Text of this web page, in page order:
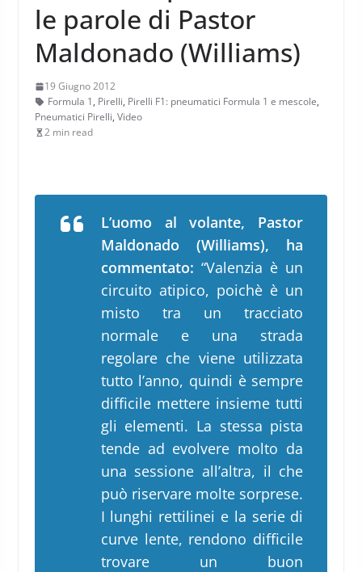
le parole di Pastor
Maldonado (Williams)
19 Giugno 2012
Formula 1, Pirelli, Pirelli F1: pneumatici Formula 1 e mescole,
Pneumatici Pirelli, Video
2 min read
L’uomo al volante, Pastor
Maldonado (Williams), ha
commentato: “Valenzia è un
circuito atipico, poichè è un
misto tra un tracciato
normale e una strada
regolare che viene utilizzata
tutto l’anno, quindi è sempre
difficile mettere insieme tutti
gli elementi. La stessa pista
tende ad evolvere molto da
una sessione all’altra, il che
può riservare molte sorprese.
I lunghi rettilinei e la serie di
curve lente, rendono difficile
trovare un buon